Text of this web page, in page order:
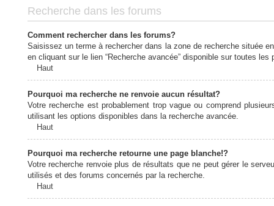
Recherche dans les forums
Comment rechercher dans les forums?
Saisissez un terme à rechercher dans la zone de recherche située
en cliquant sur le lien “Recherche avancée” disponible sur toutes
Haut
Pourquoi ma recherche ne renvoie aucun résultat?
Votre recherche est probablement trop vague ou comprend
utilisant les options disponibles dans la recherche avancée.
Haut
Pourquoi ma recherche retourne une page blanche!?
Votre recherche renvoie plus de résultats que ne peut gérer le
utilisés et des forums concernés par la recherche.
Haut